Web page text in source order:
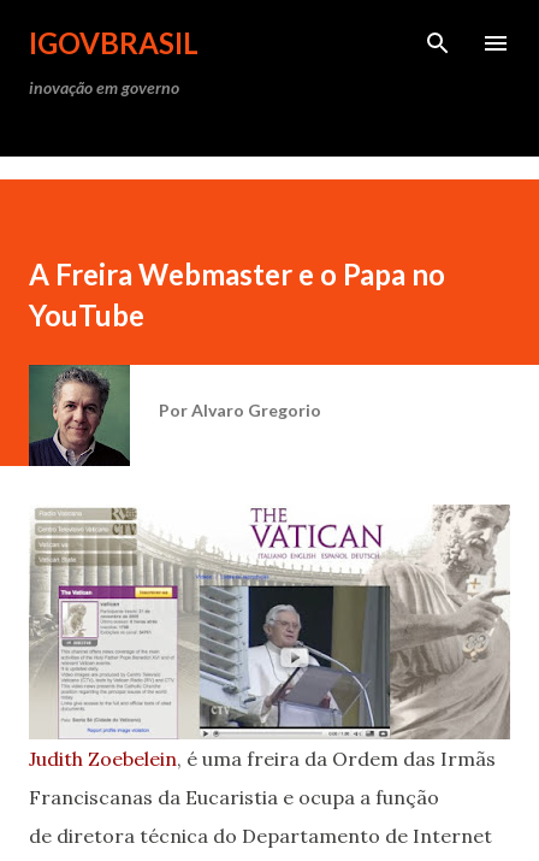
Pular para o conteúdo
IGOVBRASIL
inovação em governo
A Freira Webmaster e o Papa no
YouTube
PorAlvaro Gregorio
Judith Zoebelein, é uma freira da Ordem das Irmãs
Franciscanas da Eucaristia e ocupa a função
de diretora técnica do Departamento de Internet